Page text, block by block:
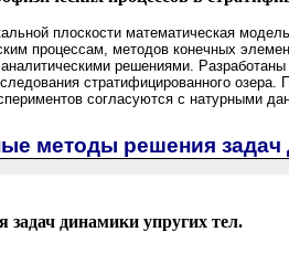
плоскости математическая
процессам, методов конечных
решениями.
стратифицированного
согласуются с натурными
методы решения задач
динамики упругих тел.